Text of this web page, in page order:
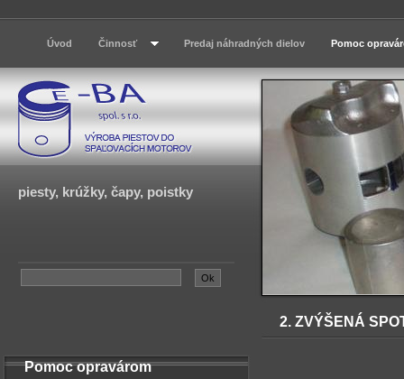
2. ZVÝŠENÁ
Úvod Činnosť Predaj náhradných dielov Pomoc
piesty, krúžky, čapy, poistky
Pomoc opravárom